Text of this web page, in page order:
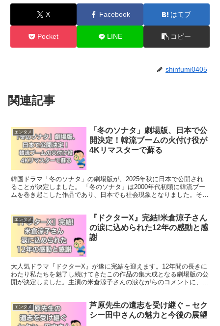
X Facebook はてブ
Pocket LINE コピー
shinfumi0405
関連記事
エンタメ
「冬のソナタ」劇場版、日本で公
開決定！韓流ブームの火付け役が
4Kリマスターで蘇る
韓国ドラマ「冬のソナタ」の劇場版が、2025年秋に日本で公開され
ることが決定しました。 「冬のソナタ」は2000年代初頭に韓流ブー
ムを巻き起こした作品であり、日本でも社会現象となりました。そん
エンタメ
『ドクターX』完結!米倉涼子さん
の涙に込められた12年の感動と感
謝
大人気ドラマ『ドクターX』が遂に完結を迎えます。12年間の長きに
わたり私たちを魅了し続けてきたこの作品の集大成となる劇場版の公
開が決定しました。主演の米倉涼子さんの涙ながらのコメントに、フ
エンタメ
芦原先生の遺志を受け継ぐ – セク
シー田中さんの魅力と今後の展望